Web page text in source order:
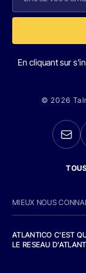
En cliquant sur
© 2026
MIEUX NOUS
ATLANTICO C'EST
LE RESEAU